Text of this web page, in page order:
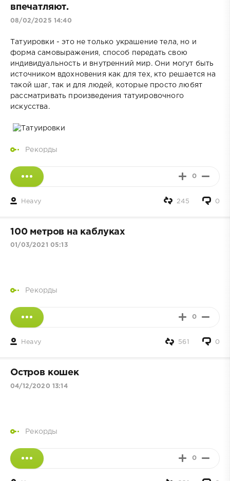
впечатляют.
08/02/2025 14:40
Татуировки - это не только украшение тела, но и
форма самовыражения, способ передать свою
индивидуальность и внутренний мир. Они могут быть
источником вдохновения как для тех, кто решается на
такой шаг, так и для людей, которые просто любят
рассматривать произведения татуировочного
искусства.
Рекорды
0
Heavy 0
245
100 метров на каблуках
01/03/2021 05:13
Рекорды
0
Heavy 0
561
Остров кошек
04/12/2020 13:14
Рекорды
0